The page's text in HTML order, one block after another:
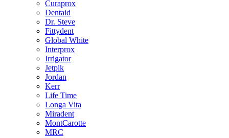
Curaprox
Dentaid
Dr. Steve
Fittydent
Global White
Interprox
Irrigator
Jetpik
Jordan
Kerr
Life Time
Longa Vita
Miradent
MontCarotte
MRC